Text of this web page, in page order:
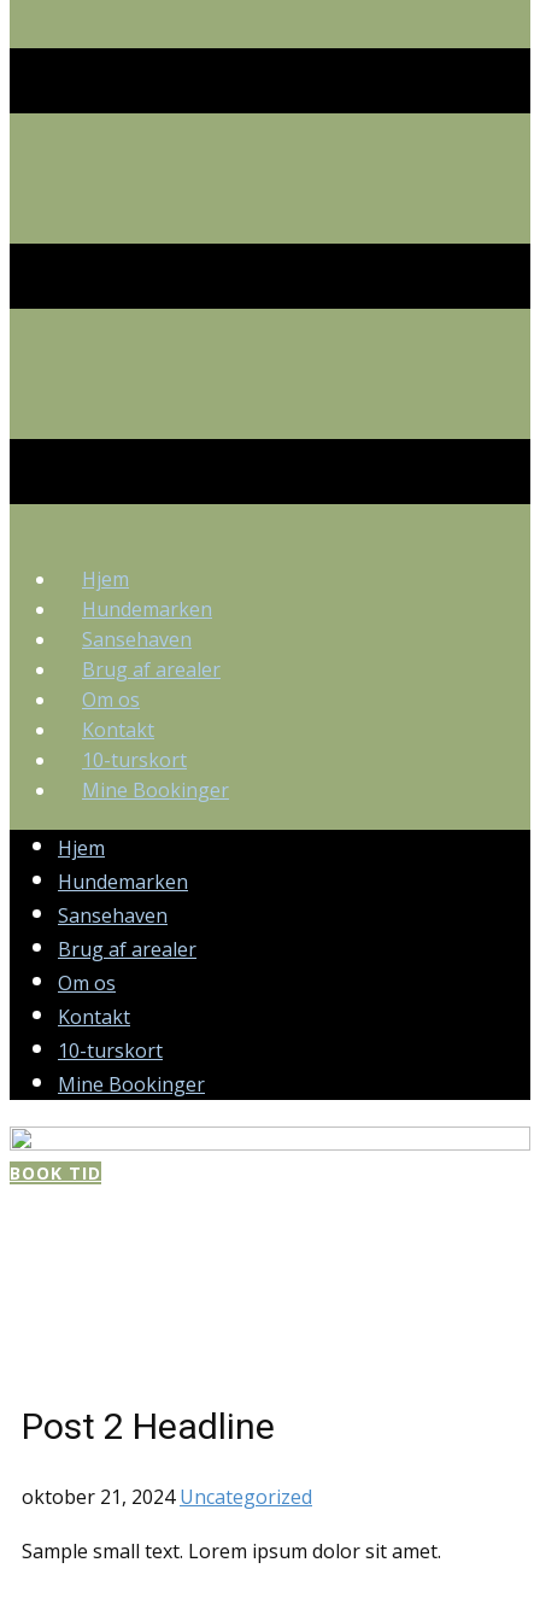
Hjem
Hundemarken
Sansehaven
Brug af arealer
Om os
Kontakt
10-turskort
Mine Bookinger
Hjem
Hundemarken
Sansehaven
Brug af arealer
Om os
Kontakt
10-turskort
Mine Bookinger
BOOK TID
Post 2 Headline
oktober 21, 2024 Uncategorized
Sample small text. Lorem ipsum dolor sit amet.